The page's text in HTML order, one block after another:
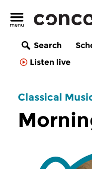
Search
Listen live
Classical